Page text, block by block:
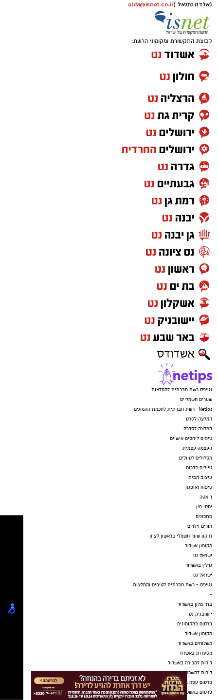
(אלדה נתנאל )elda@isnet.co.il
קבוצת התקשורת ומקומוני הרשת:
נטיפס רשת חברתית להמלצות
שערים חשמליים
Netips -רשת חברתית לחכמת ההמונים
המלצה לסרט
המלצה לסדרה
טיפים ליחסים אישיים
העצמה עצמית
מסלולים לטיולים
טיולים בדרום
עיצוב הבית
טיפוח ואופנה
דיאטה
יחסי מין
מתכונים
הורים וילדים
תיקון שער חשמלי בראשון לציון
מקומון אשדוד
ישראל נט
נדל"ן באשדוד
ישראל נט
נטיפס - רשת חברתית לטיפים והמלצות
-
בתי מלון באשדוד
יישובניק נט
פרסום במקומונים
מקומון אשדוד
משלוחים באשדוד
מסעדות באשדוד
דירות למכירה באשדוד
דירות להשכרה באשדוד
פרסום עסק באשדוד
פרסום באשקלון